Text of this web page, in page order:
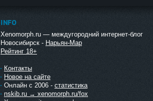
INFO
Xenomorph.ru — междугородний интернет-блог
Новосибирск - Нарьян-Мар
Рейтинг 18+
Контакты
Новое на сайте
Онлайн с 2006 - статистика
nskib.ru → xenomorph.ru/fox